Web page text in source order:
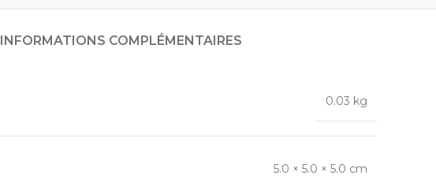
INFORMATIONS COMPLÉMENTAIRES
0.03 kg
5.0 × 5.0 × 5.0 cm